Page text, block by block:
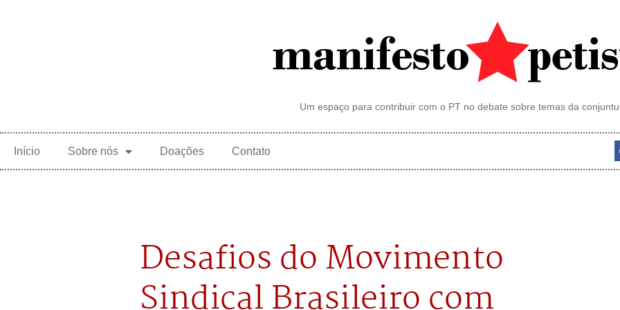
Um espaço para contribuir com o PT no debate sobre temas da
Início Sobre nós Doações Contato
Desafios do Movimento